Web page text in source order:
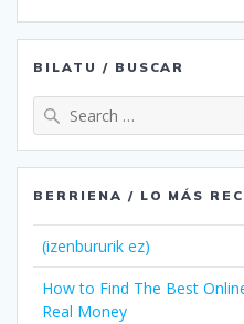
BILATU / BUSCAR
Search
for:
BERRIENA / LO MÁS
(izenbururik ez)
How to Find The Best
Real Money